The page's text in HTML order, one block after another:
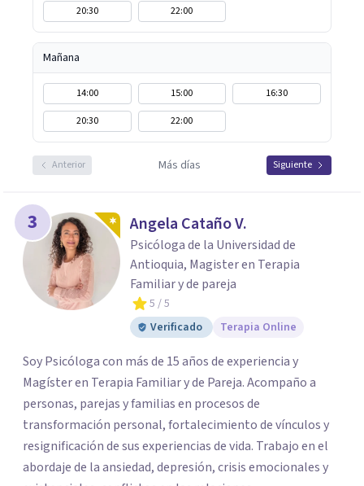
20:30
22:00
Mañana
14:00 15:00
16:30
20:30
22:00
Anterior Más días Siguiente
3 Angela Cataño V.
Psicóloga de la Universidad de
Antioquia, Magister en Terapia
Familiar y de pareja
5 / 5
Verificado
Terapia Online
Soy Psicóloga con más de 15 años de experiencia y
Magíster en Terapia Familiar y de Pareja. Acompaño a
personas, parejas y familias en procesos de
transformación personal, fortalecimiento de vínculos y
resignificación de sus experiencias de vida. Trabajo en el
abordaje de la ansiedad, depresión, crisis emocionales y